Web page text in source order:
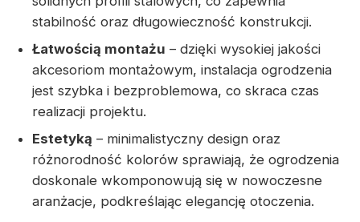
stabilność oraz długowieczność konstrukcji.
Łatwością montażu – dzięki wysokiej jakości
akcesoriom montażowym, instalacja ogrodzenia
jest szybka i bezproblemowa, co skraca czas
realizacji projektu.
Estetyką – minimalistyczny design oraz
różnorodność kolorów sprawiają, że ogrodzenia
doskonale wkomponowują się w nowoczesne
aranżacje, podkreślając elegancję otoczenia.